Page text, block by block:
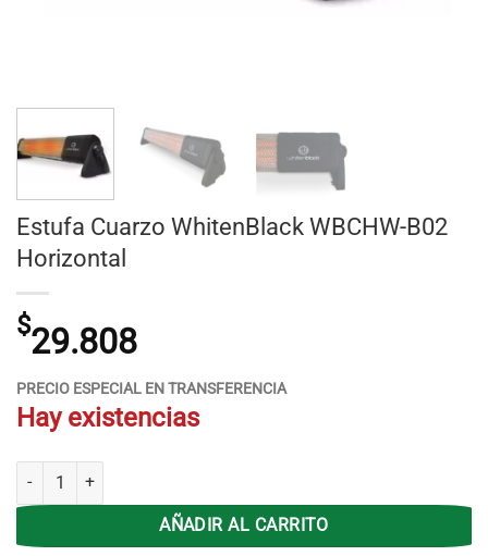
Estufa Cuarzo WhitenBlack WBCHW-B02
Horizontal
$29.808
PRECIO ESPECIAL EN TRANSFERENCIA
Hay existencias
Estufa Cuarzo WhitenBlack WBCHW-B02 Horizontal cantidad
AÑADIR AL CARRITO